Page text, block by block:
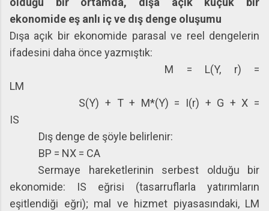
ekonomide eş anlı iç ve dış denge oluşumu
Dışa açık bir ekonomide parasal ve reel dengelerin
ifadesini daha önce yazmıştık:
M = L(Y, r) =
LM
S(Y) + T + M*(Y) = I(r) + G + X =
IS
Dış denge de şöyle belirlenir:
BP = NX = CA
Sermaye hareketlerinin serbest olduğu bir
ekonomide: IS eğrisi (tasarruflarla yatırımların
eşitlendiği eğri); mal ve hizmet piyasasındaki, LM